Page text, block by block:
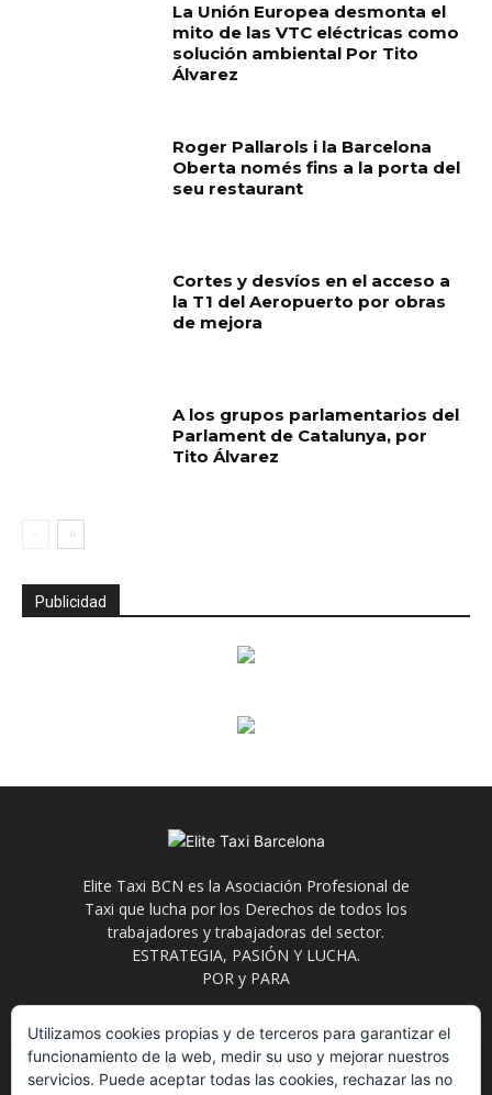
La Unión Europea desmonta el
mito de las VTC eléctricas como
solución ambiental Por Tito
Álvarez
Roger Pallarols i la Barcelona
Oberta només fins a la porta del
seu restaurant
Cortes y desvíos en el acceso a
la T1 del Aeropuerto por obras
de mejora
A los grupos parlamentarios del
Parlament de Catalunya, por
Tito Álvarez
Publicidad
Elite Taxi BCN es la Asociación Profesional de
Taxi que lucha por los Derechos de todos los
trabajadores y trabajadoras del sector.
ESTRATEGIA, PASIÓN Y LUCHA.
POR y PARA
Contáctanos: info@elitetaxi.taxi
Utilizamos cookies propias y de terceros para garantizar el
funcionamiento de la web, medir su uso y mejorar nuestros
servicios. Puede aceptar todas las cookies, rechazar las no